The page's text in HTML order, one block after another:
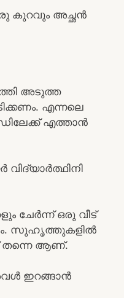
കുറവും അച്ഛൻ
അടുത്ത
എന്നലെ
എത്താൻ
വിദ്യാർത്ഥിനി
ചേർന്ന് ഒരു വീട്
സുഹൃത്തുകളിൽ
തന്നെ ആണ്.
ഇറങ്ങാൻ